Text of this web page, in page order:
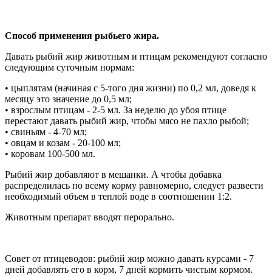
Способ применения рыбьего жира.
Давать рыбий жир животным и птицам рекомендуют согласно
следующим суточным нормам:
• цыплятам (начиная с 5-того дня жизни) по 0,2 мл, доведя к
месяцу это значение до 0,5 мл;
• взрослым птицам - 2-5 мл. За неделю до убоя птице
перестают давать рыбий жир, чтобы мясо не пахло рыбой;
• свиньям - 4-70 мл;
• овцам и козам - 20-100 мл;
• коровам 100-500 мл.
Рыбий жир добавляют в мешанки. А чтобы добавка
распределилась по всему корму равномерно, следует развести
необходимый объем в теплой воде в соотношении 1:2.
Животным препарат вводят перорально.
Совет от птицеводов: рыбий жир можно давать курсами - 7
дней добавлять его в корм, 7 дней кормить чистым кормом.